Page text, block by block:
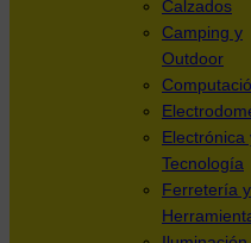
Calzados
Camping y
Outdoor
Electrónica
Tecnología
Ferretería y